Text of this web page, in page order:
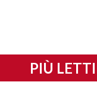
PIÙ LETTI